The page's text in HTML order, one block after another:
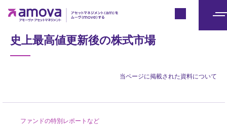
ファンドの特別レポートなど
「日興ジャパンオープン」
史上最高値更新後の株式市場
当ページに掲載された資料について